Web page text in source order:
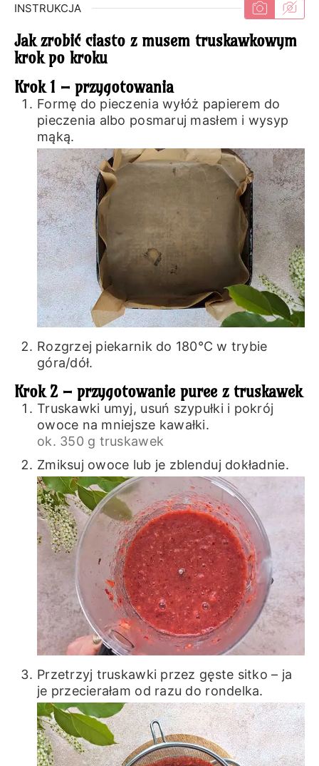
INSTRUKCJA
Jak zrobić ciasto z musem truskawkowym
krok po kroku
Krok 1 – przygotowania
Formę do pieczenia wyłóż papierem do
pieczenia albo posmaruj masłem i wysyp
mąką.
Rozgrzej piekarnik do 180℃ w trybie
góra/dół.
Krok 2 – przygotowanie puree z truskawek
Truskawki umyj, usuń szypułki i pokrój
owoce na mniejsze kawałki.
ok. 350 g truskawek
Zmiksuj owoce lub je zblenduj dokładnie.
Przetrzyj truskawki przez gęste sitko – ja
je przecierałam od razu do rondelka.